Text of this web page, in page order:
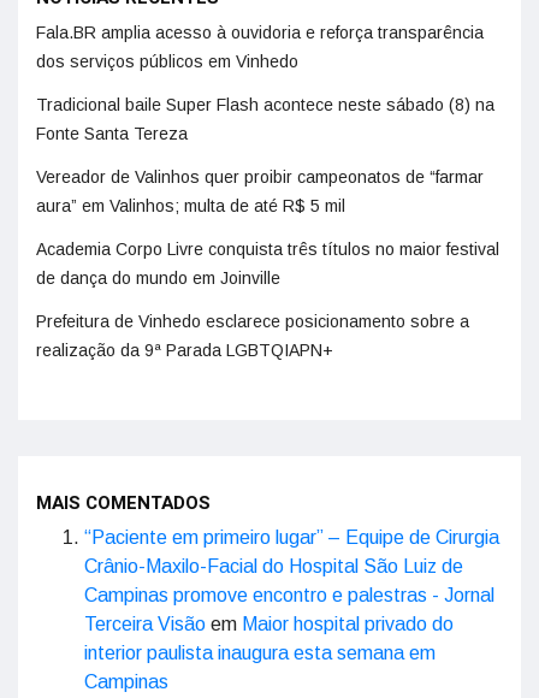
Fala.BR amplia acesso à ouvidoria e reforça transparência
dos serviços públicos em Vinhedo
Tradicional baile Super Flash acontece neste sábado (8) na
Fonte Santa Tereza
Vereador de Valinhos quer proibir campeonatos de “farmar
aura” em Valinhos; multa de até R$ 5 mil
Academia Corpo Livre conquista três títulos no maior festival
de dança do mundo em Joinville
Prefeitura de Vinhedo esclarece posicionamento sobre a
realização da 9ª Parada LGBTQIAPN+
MAIS COMENTADOS
“Paciente em primeiro lugar” – Equipe de Cirurgia
Crânio-Maxilo-Facial do Hospital São Luiz de
Campinas promove encontro e palestras - Jornal
Terceira Visão em Maior hospital privado do
interior paulista inaugura esta semana em
Campinas